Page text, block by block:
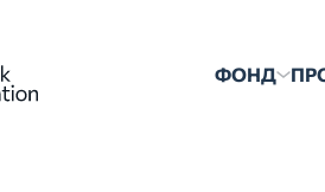
ФОНД